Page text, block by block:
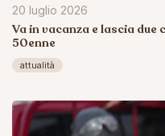
20 luglio 2026
Va in vacanza e lascia due
50enne
attualità